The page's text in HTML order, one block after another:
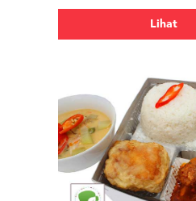
Lihat